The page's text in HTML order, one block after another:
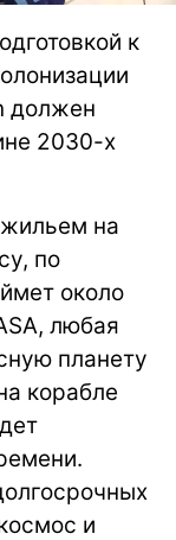
к
должен
2030-х
жильем на
по
около
любая
планету
корабле
и